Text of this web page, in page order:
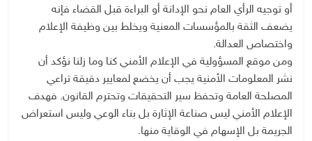
أو توجيه الرأي العام نحو الإدانة أو البراءة قبل القضاء فإنه
يضعف الثقة بالمؤسسات المعنية ويخلط بين وظيفة الإعلام
واختصاص العدالة.
ومن موقع المسؤولية في الإعلام الأمني كنا وما زلنا نؤكد أن
نشر المعلومات الأمنية يجب أن يخضع لمعايير دقيقة تراعي
المصلحة العامة وتحفظ سير التحقيقات وتحترم القانون. فهدف
الإعلام الأمني ليس صناعة الإثارة بل بناء الوعي وليس استعراض
الجريمة بل الإسهام في الوقاية منها.